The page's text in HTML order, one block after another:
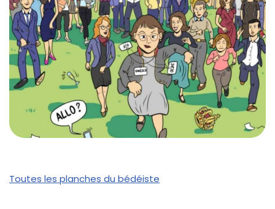
Toutes les planches du bédéiste